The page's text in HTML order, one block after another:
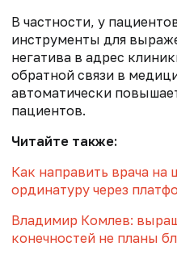
В частности, у
инструменты для
негатива в адрес
обратной связи в
автоматически
пациентов.
Читайте также:
Как направить врача на
ординатуру через
Владимир Комлев:
конечностей не планы